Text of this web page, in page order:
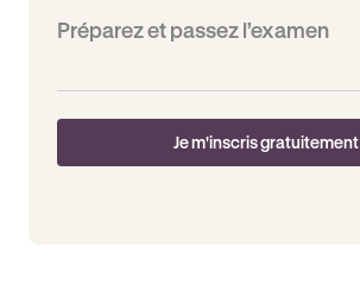
Préparez et passez l’examen
Je m'inscris gratuitement